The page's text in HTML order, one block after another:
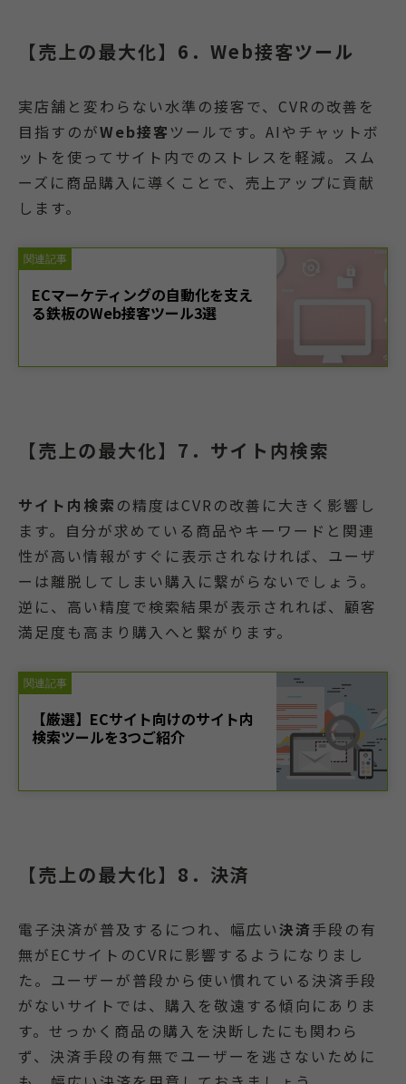
【売上の最大化】6．Web接客ツール
実店舗と変わらない水準の接客で、CVRの改善を
目指すのがWeb接客 ツールです。AIやチャットボ
ットを使ってサイト内でのストレスを軽減。スム
ーズに商品購入に導くことで、売上アップに貢献
します。
【売上の最大化】7．サイト内検索
サイト内検索 の精度はCVRの改善に大きく影響し
ます。自分が求めている商品やキーワードと関連
性が高い情報がすぐに表示されなければ、ユーザ
ーは離脱してしまい購入に繋がらないでしょう。
逆に、高い精度で検索結果が表示されれば、顧客
満足度も高まり購入へと繋がります。
【売上の最大化】8．決済
電子決済が普及するにつれ、幅広い決済手段の有
無がECサイトのCVRに影響するようになりまし
た。ユーザーが普段から使い慣れている決済手段
がないサイトでは、購入を敬遠する傾向にありま
す。せっかく商品の購入を決断したにも関わら
ず、決済手段の有無でユーザーを逃さないために